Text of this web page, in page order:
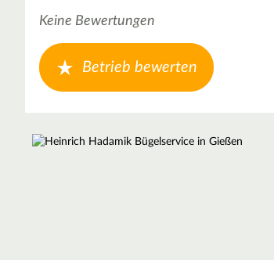
Keine Bewertungen
Betrieb bewerten